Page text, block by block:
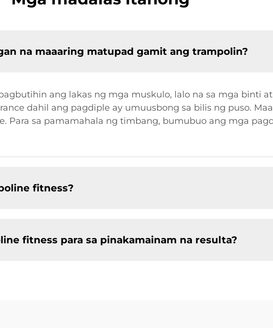
na maaaring matupad gamit ang trampolin?
ang lakas ng mga muskulo, lalo na sa mga binti
dahil ang pagdiple ay umuusbong sa bilis ng puso.
Para sa pamamahala ng timbang, bumubuo ang mga
fitness?
fitness para sa pinakamainam na resulta?